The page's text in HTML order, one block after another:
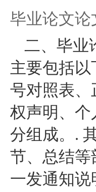
毕业论文论
二、毕业
主要包括
号对照表、
权声明、个
分组成。.
节、总结等
一发通知